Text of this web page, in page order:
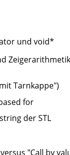
und void*
Tarnkappe")
for
der STL
"Call by